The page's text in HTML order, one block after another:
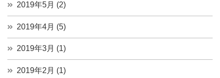
2019年5月 (2)
2019年4月 (5)
2019年3月 (1)
2019年2月 (1)